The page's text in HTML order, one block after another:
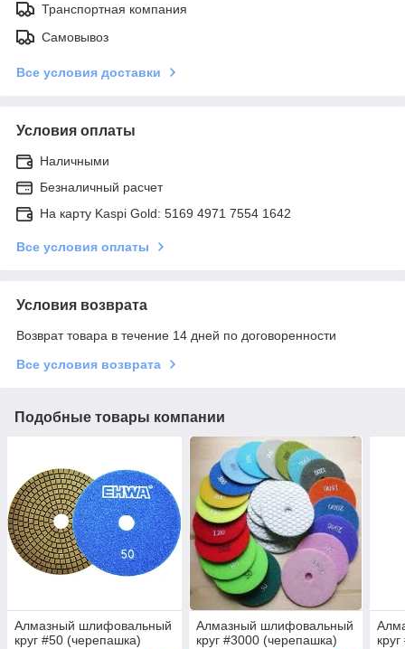
Транспортная компания
Самовывоз
Все условия доставки
Условия оплаты
Наличными
Безналичный расчет
На карту Kaspi Gold: 5169 4971 7554 1642
Все условия оплаты
Условия возврата
Возврат товара в течение 14 дней по договоренности
Все условия возврата
Подобные товары компании
Алмазный шлифовальный
круг #50 (черепашка)
Алмазный шлифовальный
круг #3000 (черепашка)